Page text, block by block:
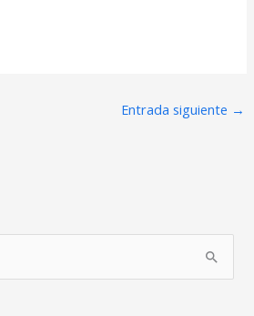
Entrada siguiente →